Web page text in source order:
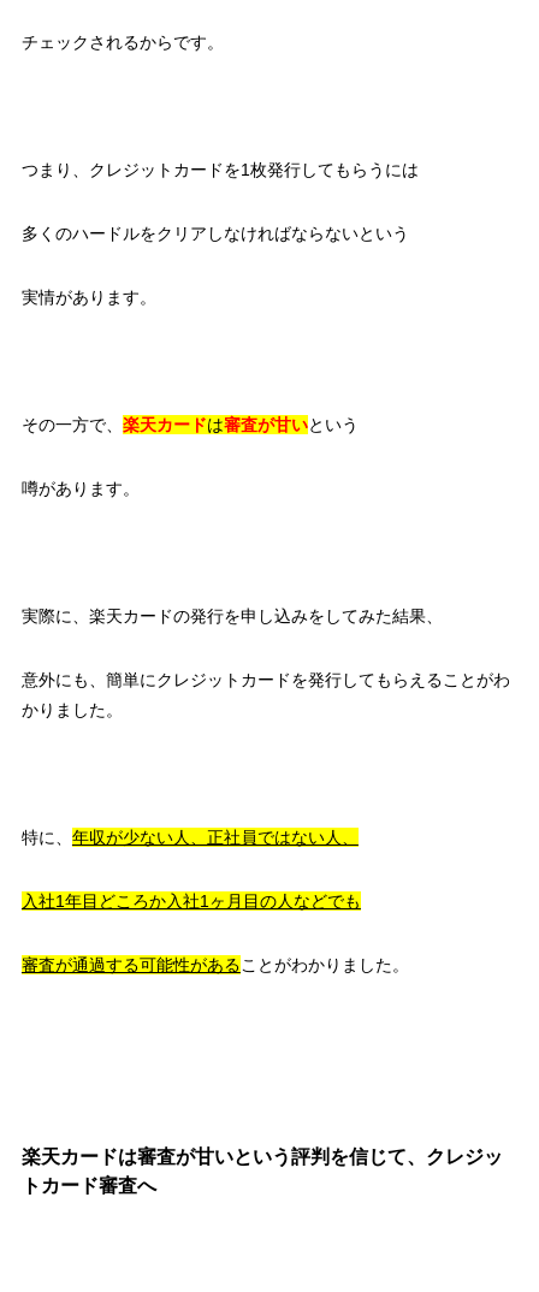
チェックされるからです。
つまり、クレジットカードを1枚発行してもらうには
多くのハードルをクリアしなければならないという
実情があります。
その一方で、 楽天カードは審査が甘いという
噂があります。
実際に、楽天カードの発行を申し込みをしてみた結果、
意外にも、簡単にクレジットカードを発行してもらえることがわ
かりました。
特に、 年収が少ない人、正社員ではない人、
入社1年目どころか入社1ヶ月目の人などでも
審査が通過する可能性があることがわかりました。
楽天カードは審査が甘いという評判を信じて、クレジッ
トカード審査へ